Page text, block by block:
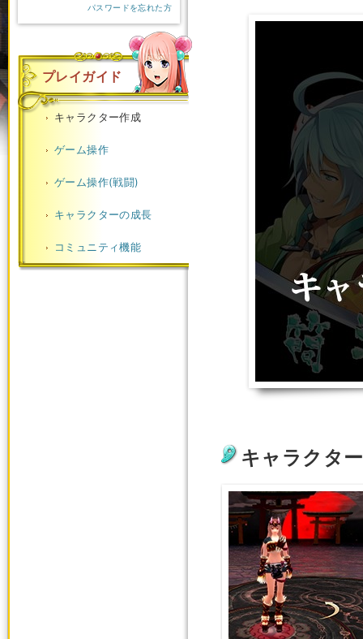
パスワードを忘れた方
プレイガイド
キャラクター作成
ゲーム操作
ゲーム操作(戦闘)
キャラクターの成長
コミュニティ機能
キャラクタ